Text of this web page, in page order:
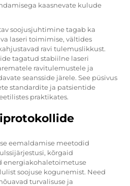
kaasnevate kulude
soojusjuhtimine tagab ka
laseri toimimise, vältides
ravi tulemuslikkust.
tagatud stabiilne laseri
ravitulemustele ja
seansside järele. See püsivus
standardite ja patsientide
praktikates.
eemaldamise meetodid
kõrgaid
energiakohaletoimetuse
soojuse kogunemist. Need
turvalisuse ja